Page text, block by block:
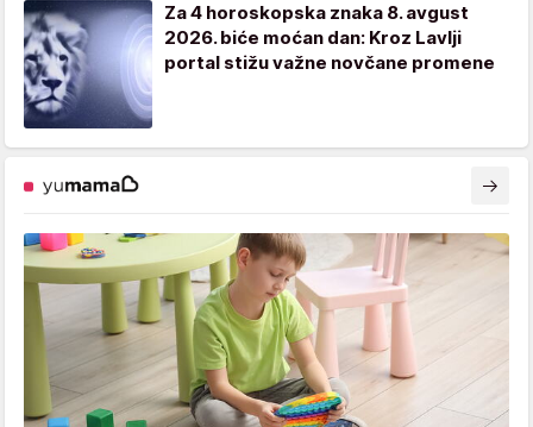
Za 4 horoskopska znaka 8. avgust
2026. biće moćan dan: Kroz Lavlji
portal stižu važne novčane promene